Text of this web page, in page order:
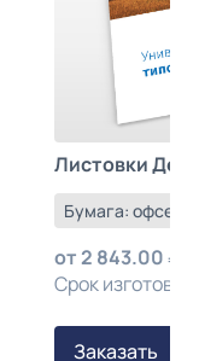
Листовки
Бумага:
от2 843.00
Срок
Заказать